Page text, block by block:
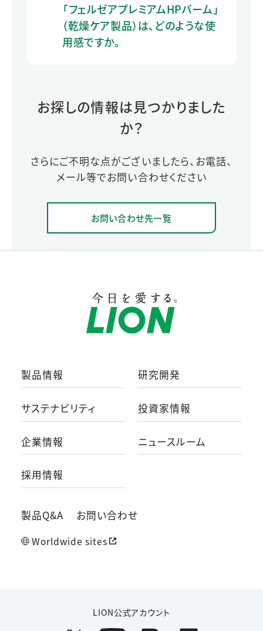
「フェルゼアプレミアムHPバーム」
（乾燥ケア製品）は、どのような使
用感ですか。
お探しの情報は見つかりました
か？
さらにご不明な点がございましたら、お電話、
メール等でお問い合わせください
お問い合わせ先一覧
製品情報 研究開発
サステナビリティ 投資家情報
企業情報 ニュースルーム
採用情報
製品Q&A お問い合わせ
Worldwide sites
LION公式アカウント